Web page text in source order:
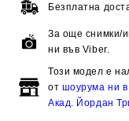
Безплатна
За още снимки/
ни във Viber.
Този модел е
от шоурума ни в
Акад. Йордан